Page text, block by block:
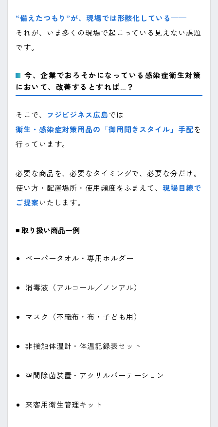
“備えたつもり”が、現場では形骸化している——
それが、いま多くの現場で起こっている見えない課題
です。
今、企業でおろそかになっている感染症衛生対策
において、改善するとすれば…？
そこで、 フジビジネス広島では
衛生・感染症対策用品の「御用聞きスタイル」手配を
行っています。
必要な商品を、必要なタイミングで、必要な分だけ。
使い方・配置場所・使用頻度をふまえて、現場目線で
ご提案いたします。
◾️ 取り扱い商品一例
ペーパータオル・専用ホルダー
消毒液（アルコール／ノンアル）
マスク（不織布・布・子ども用）
非接触体温計・体温記録表セット
空間除菌装置・アクリルパーテーション
来客用衛生管理キット